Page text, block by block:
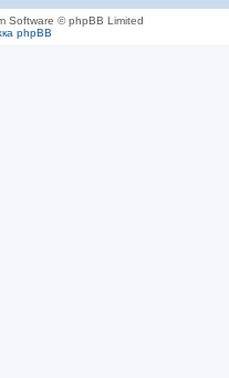
Software © phpBB Limited
phpBB